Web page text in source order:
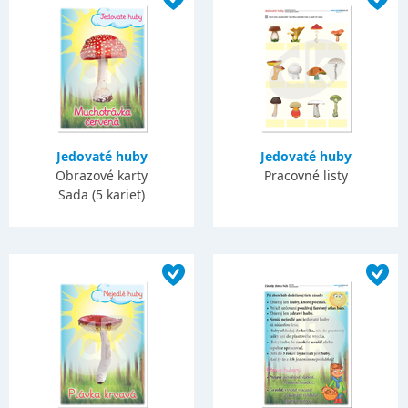
Jedovaté huby
Obrazové karty
Sada (5 kariet)
Jedovaté huby
Pracovné listy